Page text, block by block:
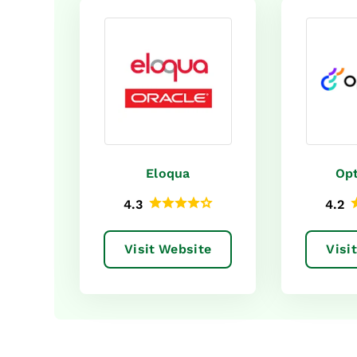
Eloqua
4.3
Visit Website
4.2